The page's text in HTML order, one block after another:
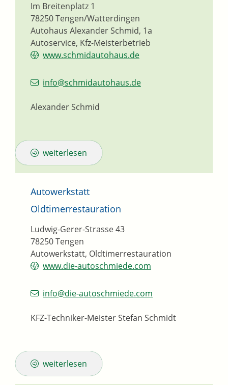
Autohaus Alexander Schmid, 1a
Autoservice, Kfz-Meisterbetrieb
Im Breitenplatz 1
78250Tengen/Watterdingen
www.schmidautohaus.de
info@schmidautohaus.de
Alexander Schmid
weiterlesen
Autowerkstatt
Oldtimerrestauration
Autowerkstatt, Oldtimerrestauration
Ludwig-Gerer-Strasse 43
78250Tengen
www.die-autoschmiede.com
info@die-autoschmiede.com
KFZ-Techniker-MeisterStefan Schmidt
weiterlesen